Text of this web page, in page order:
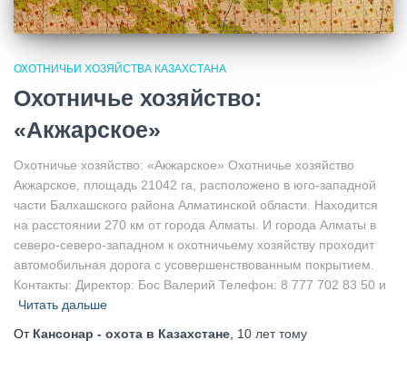
ОХОТНИЧЬИ ХОЗЯЙСТВА КАЗАХСТАНА
Охотничье хозяйство:
«Акжарское»
Охотничье хозяйство: «Акжарское» Охотничье хозяйство
Акжарское, площадь 21042 га, расположено в юго-западной
части Балхашского района Алматинской области. Находится
на расстоянии 270 км от города Алматы. И города Алматы в
северо-северо-западном к охотничьему хозяйству проходит
автомобильная дорога с усовершенствованным покрытием.
Контакты: Директор: Бос Валерий Телефон: 8 777 702 83 50 и
Читать дальше
От Кансонар - охота в Казахстане, 10 леттому